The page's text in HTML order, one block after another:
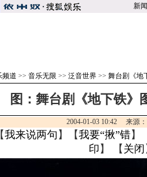
新闻
频道 >> 音乐无限 >> 泛音世界 >> 舞台剧《地
图：舞台剧《地下铁》
2004-01-03 10:42 来源
我来说两句 】【我要“揪”错】
印 】 【 关闭